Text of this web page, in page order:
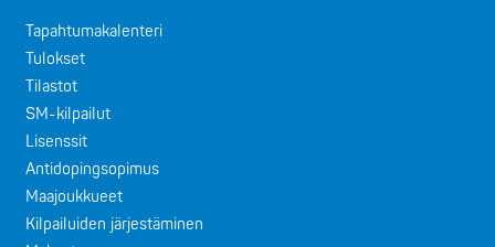
Tapahtumakalenteri
Tulokset
Tilastot
SM-kilpailut
Lisenssit
Antidopingsopimus
Maajoukkueet
Kilpailuiden järjestäminen